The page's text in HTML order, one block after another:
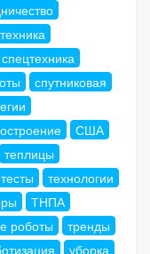
спецтехника
спутниковая
США
теплицы
тесты
технологии
ТНПА
роботы
тренды
уборка